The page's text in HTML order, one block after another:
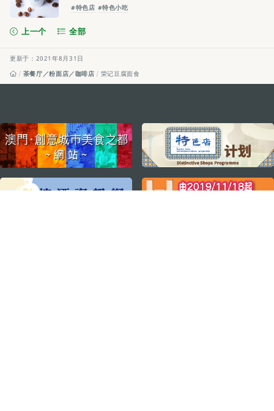
#特色店 #特色小吃
上一个 全部
更新于：2021年8月31日
茶餐厅／粉面店／咖啡店
荣记豆腐面食
external links